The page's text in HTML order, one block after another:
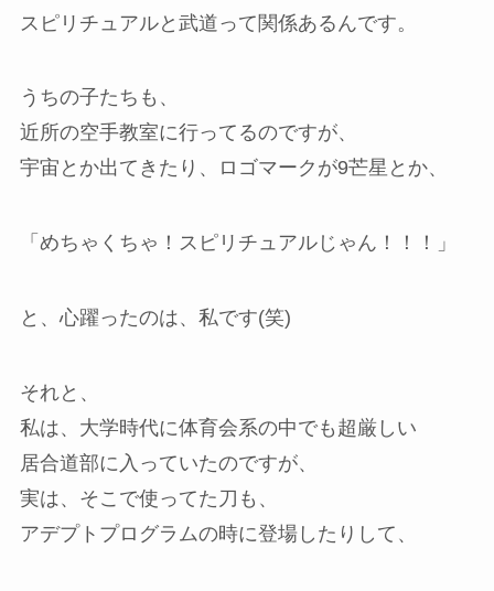
スピリチュアルと武道って関係あるんです。
うちの子たちも、
近所の空手教室に行ってるのですが、
宇宙とか出てきたり、ロゴマークが9芒星とか、
「めちゃくちゃ！スピリチュアルじゃん！！！」
と、心躍ったのは、私です(笑)
それと、
私は、大学時代に体育会系の中でも超厳しい
居合道部に入っていたのですが、
実は、そこで使ってた刀も、
アデプトプログラムの時に登場したりして、